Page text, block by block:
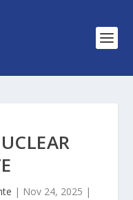
| Nov 24, 2025 |